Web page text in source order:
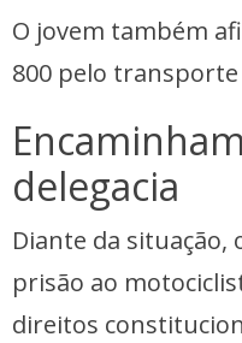
O jovem também
800 pelo
delegacia
Diante da situação,
prisão ao
direitos